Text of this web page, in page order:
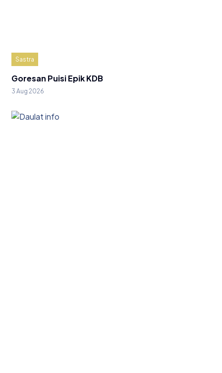
Sastra
Goresan Puisi Epik KDB
3 Aug 2026